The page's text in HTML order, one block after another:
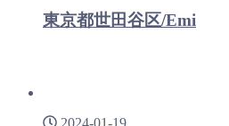
東京都世田谷区/Emi
2024-01-19